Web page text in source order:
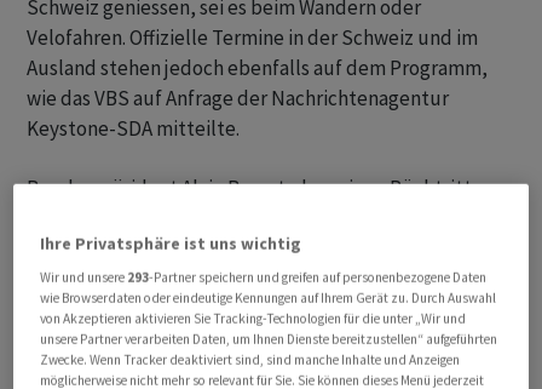
Schweiz geniessen, sei es beim Wandern oder
Velofahren. Offizielle Termine in der Schweiz und im
Ausland stehen jedoch ebenfalls auf dem Programm,
wie das VBS auf Anfrage der Nachrichtenagentur
Keystone-SDA mitteilte.
Bundespräsident Alain Berset, der seinen Rücktritt aus
seinen Familienurlaub derweil im Ausland geniessen.
Seine Parteikollegin Elisabeth Baume-Schneider wird
einen Teil der sitzungsfreien Wochen des Bundesrates
in der Schweiz und einen Teil in Nachbarländern
verbringen.
Ihre Privatsphäre ist uns wichtig
Wir und unsere 293-Partner speichern und greifen auf personenbezogene Daten
wie Browserdaten oder eindeutige Kennungen auf Ihrem Gerät zu. Durch Auswahl
von Akzeptieren aktivieren Sie Tracking-Technologien für die unter „Wir und
unsere Partner verarbeiten Daten, um Ihnen Dienste bereitzustellen“ aufgeführten
Zwecke. Wenn Tracker deaktiviert sind, sind manche Inhalte und Anzeigen
möglicherweise nicht mehr so relevant für Sie. Sie können dieses Menü jederzeit